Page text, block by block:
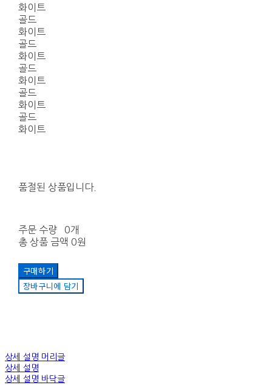
화이트
골드
화이트
골드
화이트
골드
화이트
골드
화이트
골드
화이트
품절된 상품입니다.
주문 수량
0개
총 상품 금액 0원
구매하기
장바구니에 담기
상세 설명 머리글
상세 설명
상세 설명 바닥글